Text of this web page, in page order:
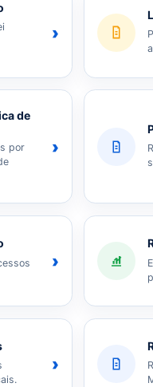
›
de
por
›
›
›